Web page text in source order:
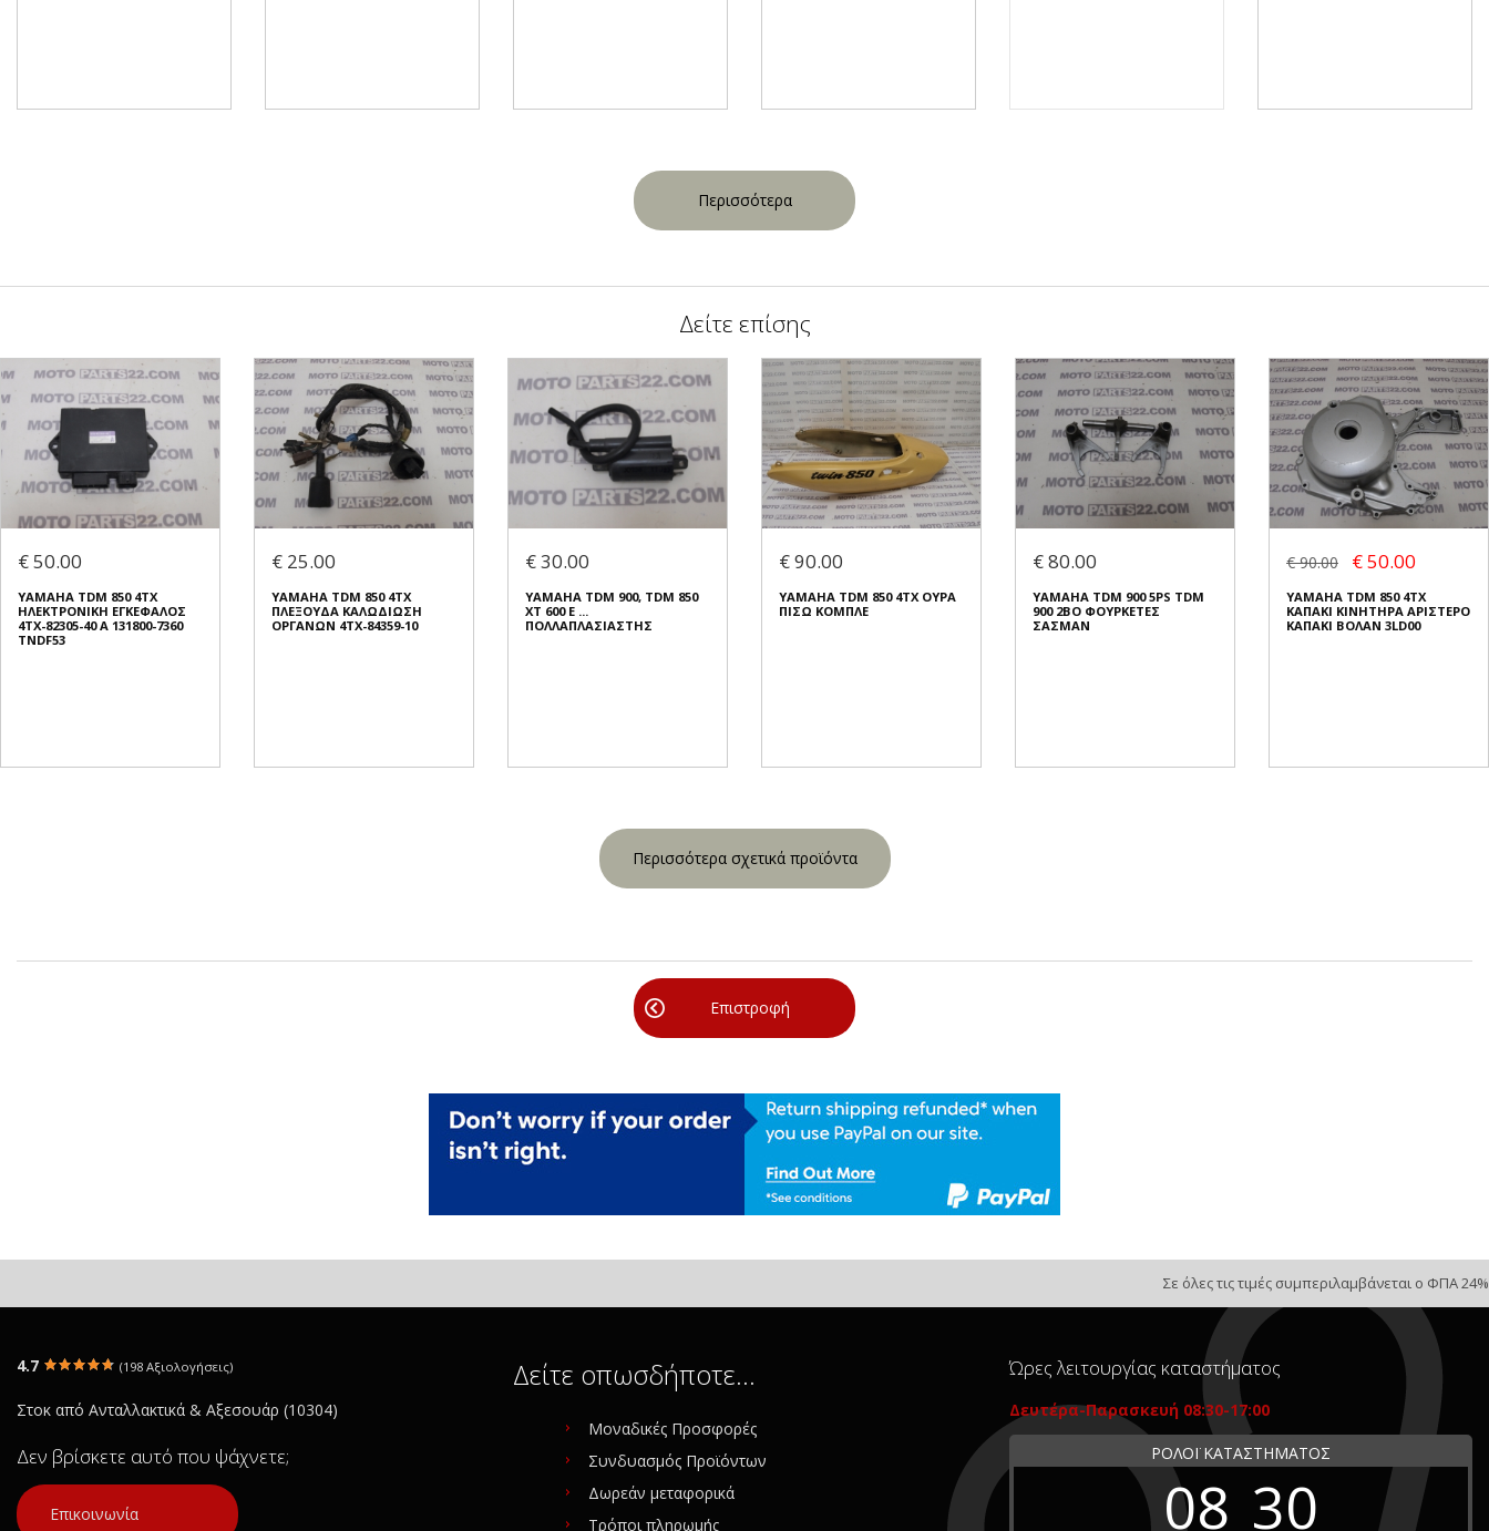
Περισσότερα
Δείτε επίσης
€ 50.00
YAMAHA TDM 850 4TX
ΗΛΕΚΤΡΟΝΙΚΗ ΕΓΚΕΦΑΛΟΣ
4TX-82305-40 A 131800-7360
TNDF53
€ 25.00
YAMAHA TDM 850 4TX
ΠΛΕΞΟΥΔΑ ΚΑΛΩΔΙΩΣΗ
ΟΡΓΑΝΩΝ 4TX-84359-10
€ 30.00
YAMAHA TDM 900, TDM 850
XT 600 E ...
ΠΟΛΛΑΠΛΑΣΙΑΣΤΗΣ
€ 90.00
YAMAHA TDM 850 4TX ΟΥΡΑ
ΠΙΣΩ ΚΟΜΠΛΕ
€ 80.00
YAMAHA TDM 900 5PS TDM
900 2BO ΦΟΥΡΚΕΤΕΣ
ΣΑΣΜΑΝ
€ 90.00 € 50.00
YAMAHA TDM 850 4TX
ΚΑΠΑΚΙ ΚΙΝΗΤΗΡΑ ΑΡΙΣΤΕΡΟ
ΚΑΠΑΚΙ ΒΟΛΑΝ 3LD00
Περισσότερα σχετικά προϊόντα
Επιστροφή
Σε όλες τις τιμές συμπεριλαμβάνεται ο ΦΠΑ 24%
4.7 (198 Αξιολογήσεις)
Στοκ από Ανταλλακτικά & Αξεσουάρ (10304)
Δεν βρίσκετε αυτό που ψάχνετε;
Επικοινωνία
Δείτε οπωσδήποτε…
Μοναδικές Προσφορές
Συνδυασμός Προϊόντων
Δωρεάν μεταφορικά
Τρόποι πληρωμής
Ώρες λειτουργίας καταστήματος
Δευτέρα-Παρασκευή 08:30-17:00
ΡΟΛΟΪ ΚΑΤΑΣΤΗΜΑΤΟΣ
08 30